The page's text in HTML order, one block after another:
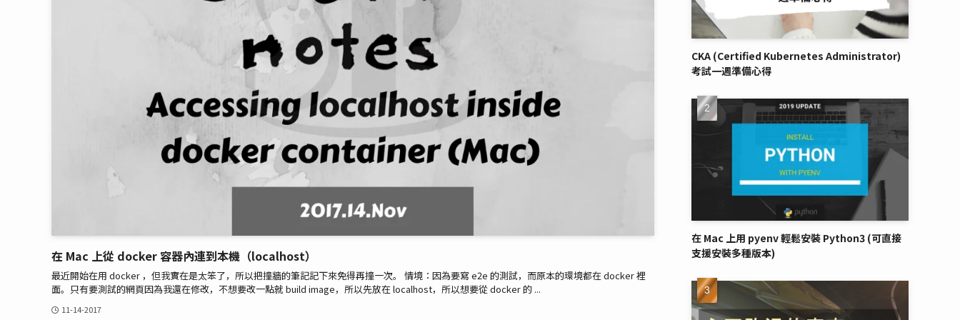
在 Mac 上從 docker 容器內連到本機（localhost）
最近開始在用 docker ，但我實在是太笨了，所以把撞牆的筆記記下來免得再撞一次。 情境：因為要寫 e2e 的測試，而原本的環境都在 docker 裡
面。只有要測試的網頁因為我還在修改，不想要改一點就 build image，所以先放在 localhost，所以想要從 docker 的 ...
11-14-2017
CKA (Certified Kubernetes Administrator)
考試一週準備心得
在 Mac 上用 pyenv 輕鬆安裝 Python3 (可直接
支援安裝多種版本)